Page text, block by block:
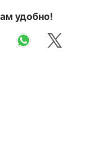
удобно!